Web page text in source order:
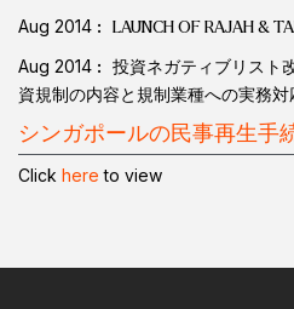
Aug 2014 LAUNCH OF RAJAH &
Aug 2014
投資ネガティブリスト
資規制の内容と規制業種への実務対
シンガポールの民事再生手
Click here to view